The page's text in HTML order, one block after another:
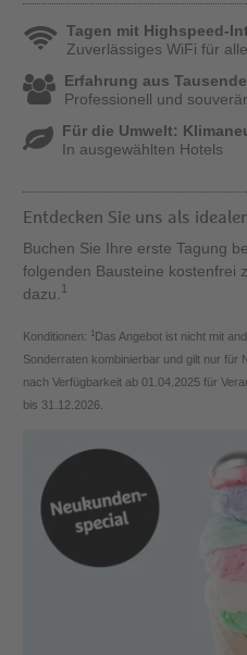
Tagen mit Highspeed-
Zuverlässiges WiFi für
Erfahrung aus
Professionell und
Für die Umwelt:
In ausgewählten Hotels
Entdecken Sie uns als
Buchen Sie Ihre erste Tagung
folgenden Bausteine kostenfrei
dazu. 1
Konditionen: 1Das Angebot ist nicht mit
Sonderraten kombinierbar und gilt nur für
nach Verfügbarkeit ab 01.04.2025 für
bis 31.12.2026.